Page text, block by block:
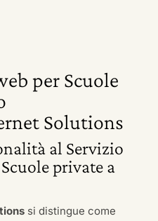
per Scuole
Solutions
al Servizio
private a
si distingue come